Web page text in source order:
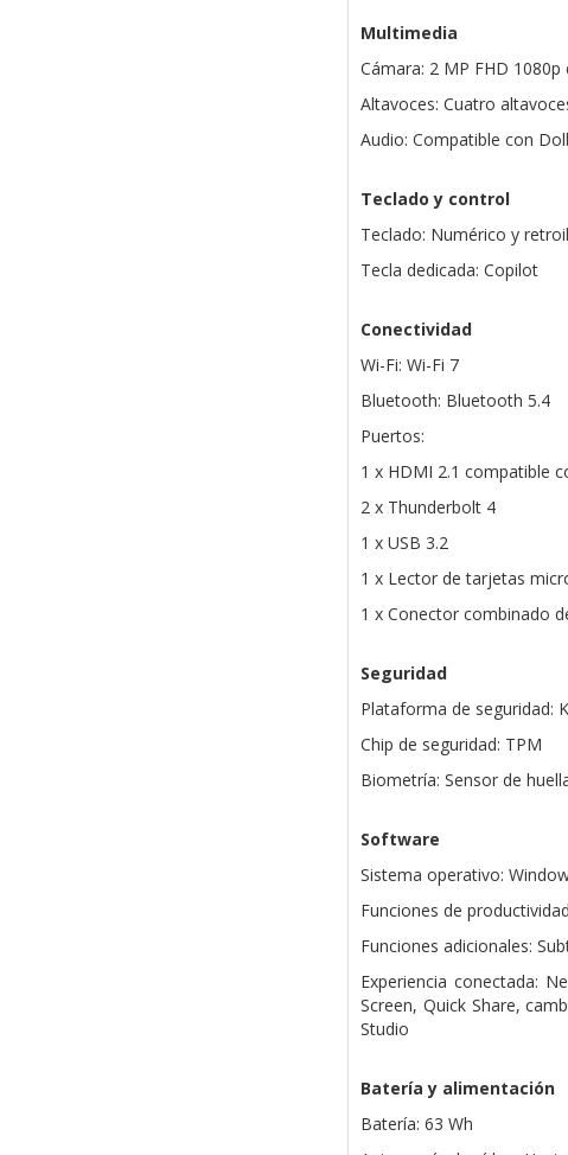
Multimedia
Cámara: 2 MP FHD
Altavoces: Cuatro
Audio: Compatible con
Teclado y control
Teclado: Numérico y
Tecla dedicada: Copilot
Conectividad
Wi-Fi: Wi-Fi 7
Bluetooth: Bluetooth 5.4
Puertos:
1 x HDMI 2.1 compatible
2 x Thunderbolt 4
1 x USB 3.2
1 x Lector de tarjetas
1 x Conector combinado
Seguridad
Plataforma de seguridad:
Chip de seguridad: TPM
Biometría: Sensor de
Software
Sistema operativo:
Funciones de
Funciones adicionales:
Experiencia conectada:
Screen, Quick Share,
Studio
Batería y alimentación
Batería: 63 Wh